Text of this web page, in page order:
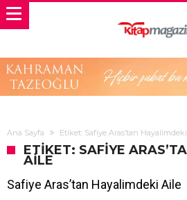
Ana Sayfa Etiket: Safiye Aras’tan
ETIKET: SAFIYE
AILE
Safiye Aras’tan Hayalimdeki Aile